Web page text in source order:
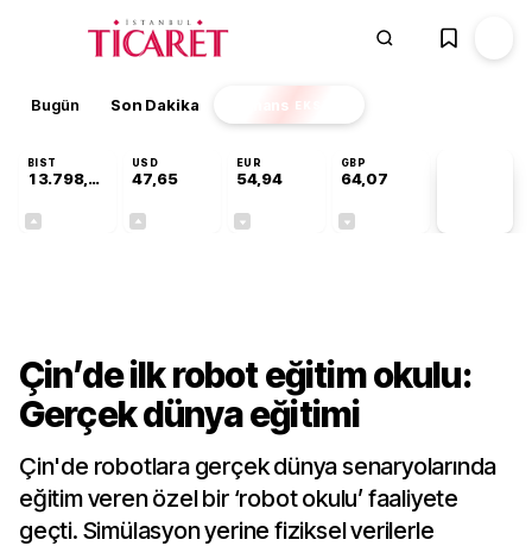
Bugün Son Dakika Finans EKSTRA
BIST
13.798,82
USD
47,65
EUR
54,94
GBP
64,07
Çin’de ilk robot eğitim okulu:
Gerçek dünya eğitimi
Çin'de robotlara gerçek dünya senaryolarında
eğitim veren özel bir ‘robot okulu’ faaliyete
geçti. Simülasyon yerine fiziksel verilerle